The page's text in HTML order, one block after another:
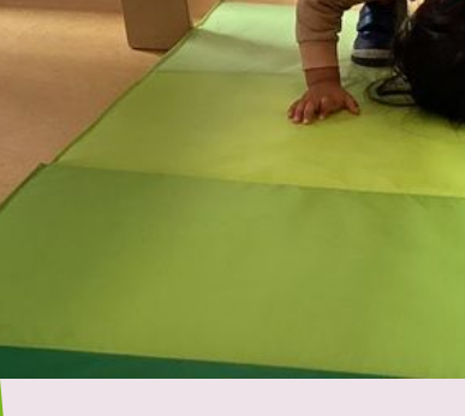
Motoriek
Tijdens de Week van de Motoriek kwamen we bij
2Zonnebloemen waar de pedagogische
parcours opzetten voor de kinderen.
Door de basis eerst rustig te verkennen, kregen
hun eigen mogelijkheden te ontdekken. Mooi om